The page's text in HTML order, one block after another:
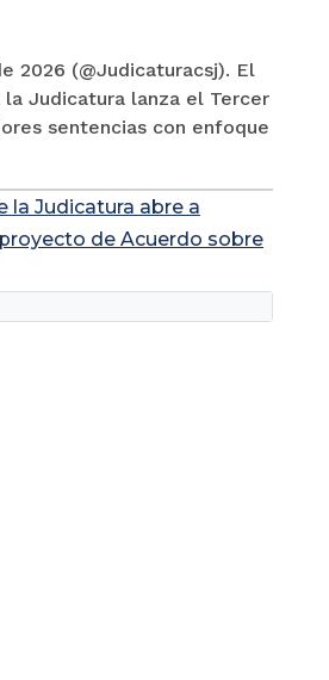
2026 (@Judicaturacsj). El
la Judicatura lanza el Tercer
sentencias con enfoque
la Judicatura abre a
de Acuerdo sobre